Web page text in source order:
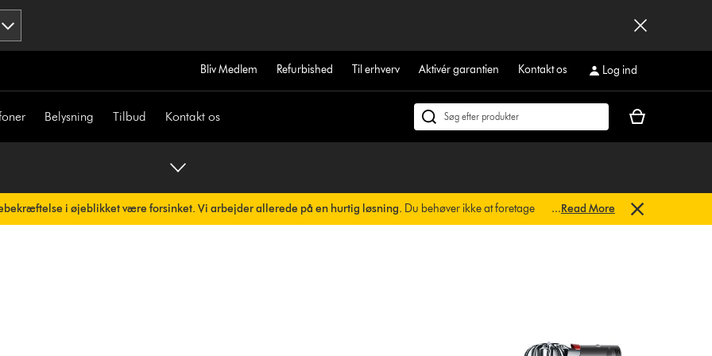
Bliv Medlem Refurbished Til erhverv Aktivér garantien Kontakt os Log ind
Belysning Tilbud Kontakt os
Søg
Indkøbskurven
i øjeblikket være forsinket. Vi arbejder allerede på en hurtig løsning. Du behøver ikke at foretage
...Read More